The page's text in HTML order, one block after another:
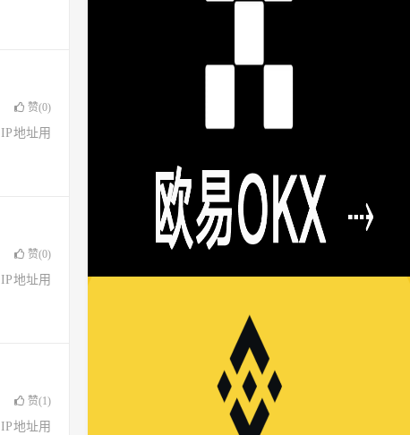
赞(0)
地址用
赞(0)
地址用
赞(1)
地址用